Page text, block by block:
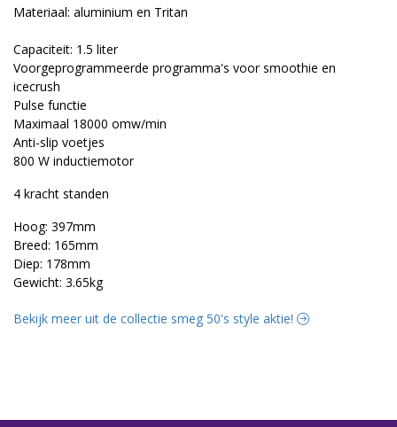
Materiaal: aluminium en Tritan
Capaciteit: 1.5 liter
Voorgeprogrammeerde programma's voor smoothie en
icecrush
Pulse functie
Maximaal 18000 omw/min
Anti-slip voetjes
800 W inductiemotor
4 kracht standen
Hoog: 397mm
Breed: 165mm
Diep: 178mm
Gewicht: 3.65kg
Bekijk meer uit de collectie smeg 50's style aktie!